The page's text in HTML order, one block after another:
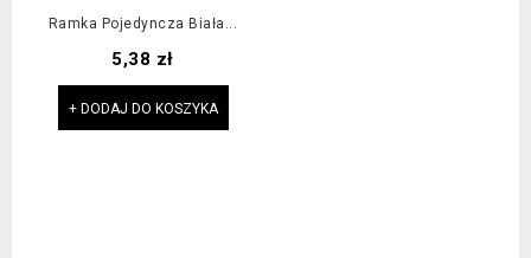
Ramka Pojedyncza Biała...
Cena
5,38 zł
+ DODAJ DO KOSZYKA